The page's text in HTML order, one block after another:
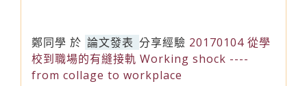
鄭同學 於 論文發表 分享經驗 20170104 從學
校到職場的有縫接軌 Working shock ----
from collage to workplace